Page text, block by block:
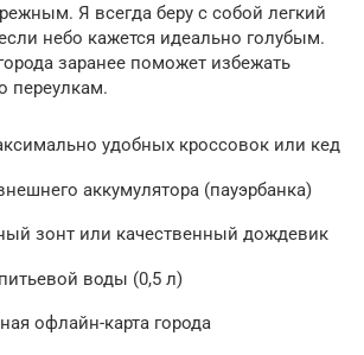
Я всегда беру с собой легкий
небо кажется идеально голубым.
заранее поможет избежать
переулкам.
удобных кроссовок или кед
аккумулятора (пауэрбанка)
зонт или качественный дождевик
воды (0,5 л)
офлайн-карта города